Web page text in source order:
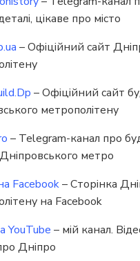
цікаве про місто
– Офіційний сайт
– Офіційний сайт
метрополітену
– Telegram-канал про
метро
Facebook– Сторінка
на Facebook
YouTube – мій канал.
Дніпро